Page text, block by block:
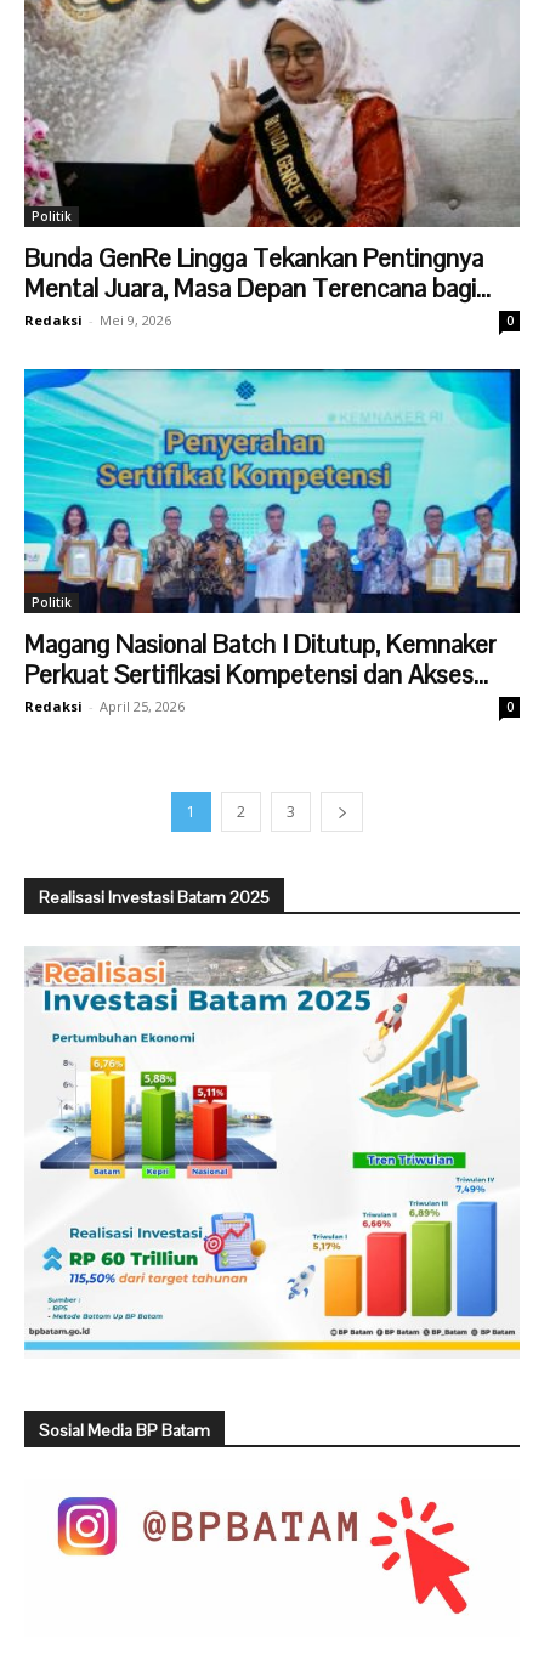
Politik
Bunda GenRe Lingga Tekankan Pentingnya
Mental Juara, Masa Depan Terencana bagi...
Redaksi - Mei 9, 2026 0
Politik
Magang Nasional Batch I Ditutup, Kemnaker
Perkuat Sertifikasi Kompetensi dan Akses...
Redaksi - April 25, 2026 0
1 2 3
Realisasi Investasi Batam 2025
Sosial Media BP Batam